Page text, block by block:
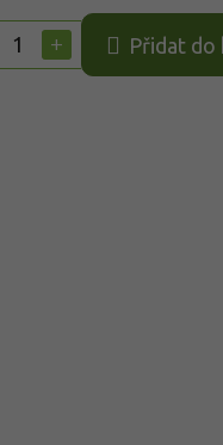
+ Přidat do